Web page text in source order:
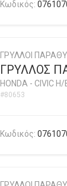
Κωδικός:
ΓΡΥΛΛΟΙ
ΓΡΥΛΛΟΣ
HONDA - CIVIC
#80653
Κωδικός: